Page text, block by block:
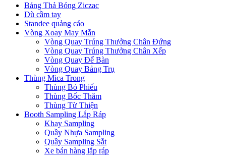
Bảng Thả Bóng Ziczac
Dù cầm tay
Standee quảng cáo
Vòng Xoay May Mắn
Vòng Quay Trúng Thưởng Chân Đứng
Vòng Quay Trúng Thưởng Chân Xếp
Vòng Quay Để Bàn
Vòng Quay Bảng Trụ
Thùng Mica Trong
Thùng Bỏ Phiếu
Thùng Bốc Thăm
Thùng Từ Thiện
Booth Sampling Lắp Ráp
Khay Sampling
Quầy Nhựa Sampling
Quầy Sampling Sắt
Xe bán hàng lắp ráp